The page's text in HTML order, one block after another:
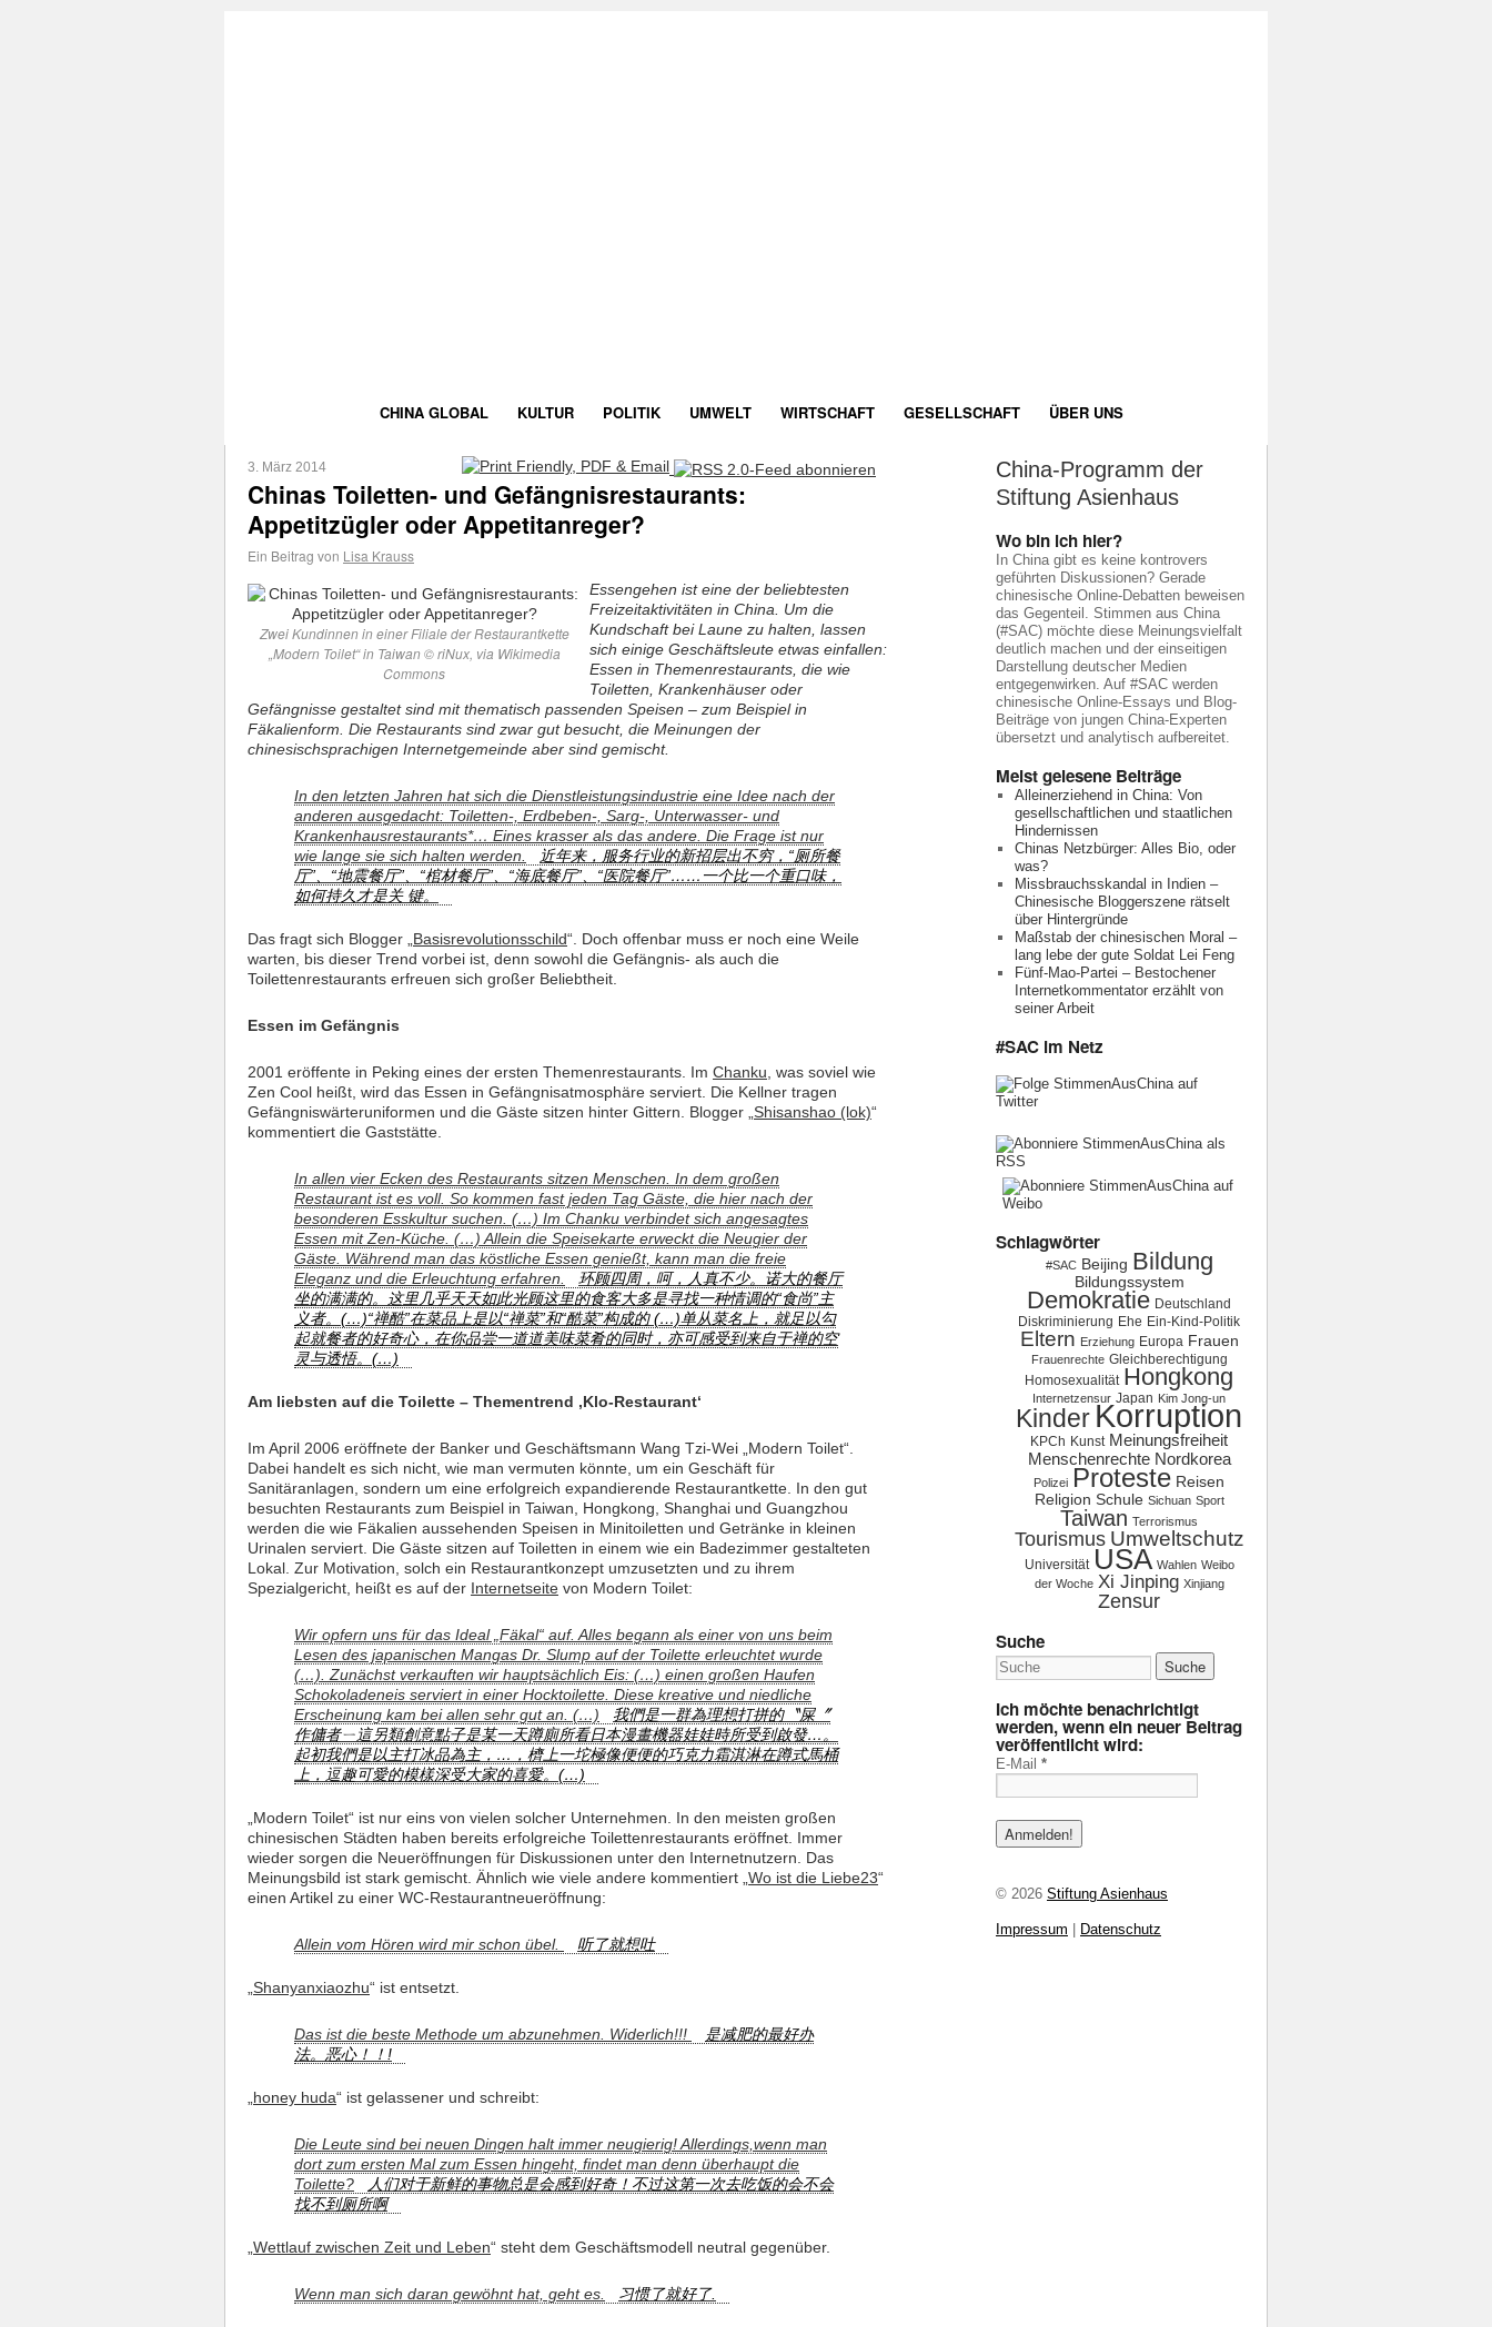
CHINA GLOBAL KULTUR POLITIK UMWELT WIRTSCHAFT GESELLSCHAFT ÜBER UNS
3. März 2014
Chinas Toiletten- und Gefängnisrestaurants:
Appetitzügler oder Appetitanreger?
Ein Beitrag von Lisa Krauss
Zwei Kundinnen in einer Filiale der Restaurantkette
„Modern Toilet“ in Taiwan © riNux, via Wikimedia
Commons
Essengehen ist eine der beliebtesten
Freizeitaktivitäten in China. Um die
Kundschaft bei Laune zu halten, lassen
sich einige Geschäftsleute etwas einfallen:
Essen in Themenrestaurants, die wie
Toiletten, Krankenhäuser oder
Gefängnisse gestaltet sind mit thematisch passenden Speisen – zum Beispiel in
Fäkalienform. Die Restaurants sind zwar gut besucht, die Meinungen der
chinesischsprachigen Internetgemeinde aber sind gemischt.
In den letzten Jahren hat sich die Dienstleistungsindustrie eine Idee nach der
anderen ausgedacht: Toiletten-, Erdbeben-, Sarg-, Unterwasser- und
Krankenhausrestaurants*… Eines krasser als das andere. Die Frage ist nur
wie lange sie sich halten werden.
近年来，服务行业的新招层出不穷，“厕所餐
厅”、“地震餐厅”、“棺材餐厅”、“海底餐厅”、“医院餐厅”……一个比一个重口味，
如何持久才是关 键。
Das fragt sich Blogger „Basisrevolutionsschild“. Doch offenbar muss er noch eine Weile
warten, bis dieser Trend vorbei ist, denn sowohl die Gefängnis- als auch die
Toilettenrestaurants erfreuen sich großer Beliebtheit.
Essen im Gefängnis
2001 eröffente in Peking eines der ersten Themenrestaurants. Im Chanku, was soviel wie
Zen Cool heißt, wird das Essen in Gefängnisatmosphäre serviert. Die Kellner tragen
Gefängniswärteruniformen und die Gäste sitzen hinter Gittern. Blogger „Shisanshao (lok)“
kommentiert die Gaststätte.
In allen vier Ecken des Restaurants sitzen Menschen. In dem großen
Restaurant ist es voll. So kommen fast jeden Tag Gäste, die hier nach der
besonderen Esskultur suchen. (…) Im Chanku verbindet sich angesagtes
Essen mit Zen-Küche. (…) Allein die Speisekarte erweckt die Neugier der
Gäste. Während man das köstliche Essen genießt, kann man die freie
Eleganz und die Erleuchtung erfahren.
环顾四周，呵，人真不少。诺大的餐厅
坐的满满的。这里几乎天天如此光顾这里的食客大多是寻找一种情调的“食尚”主
义者。(…)“禅酷”在菜品上是以“禅菜”和“酷菜”构成的 (…)单从菜名上，就足以勾
起就餐者的好奇心，在你品尝一道道美味菜肴的同时，亦可感受到来自于禅的空
灵与透悟。(…)
Am liebsten auf die Toilette – Thementrend ‚Klo-Restaurant‘
Im April 2006 eröffnete der Banker und Geschäftsmann Wang Tzi-Wei „Modern Toilet“.
Dabei handelt es sich nicht, wie man vermuten könnte, um ein Geschäft für
Sanitäranlagen, sondern um eine erfolgreich expandierende Restaurantkette. In den gut
besuchten Restaurants zum Beispiel in Taiwan, Hongkong, Shanghai und Guangzhou
werden die wie Fäkalien aussehenden Speisen in Minitoiletten und Getränke in kleinen
Urinalen serviert. Die Gäste sitzen auf Toiletten in einem wie ein Badezimmer gestalteten
Lokal. Zur Motivation, solch ein Restaurantkonzept umzusetzten und zu ihrem
Spezialgericht, heißt es auf der Internetseite von Modern Toilet:
Wir opfern uns für das Ideal „Fäkal“ auf. Alles begann als einer von uns beim
Lesen des japanischen Mangas Dr. Slump auf der Toilette erleuchtet wurde
(…). Zunächst verkauften wir hauptsächlich Eis: (…) einen großen Haufen
Schokoladeneis serviert in einer Hocktoilette. Diese kreative und niedliche
Erscheinung kam bei allen sehr gut an. (…)
我們是一群為理想打拼的〝屎〞
作傭者ㄧ這另類創意點子是某一天蹲廁所看日本漫畫機器娃娃時所受到啟發…。
起初我們是以主打冰品為主，…，櫅上一坨極像便便的巧克力霜淇淋在蹲式馬桶
上，逗趣可愛的模樣深受大家的喜愛。(…)
„Modern Toilet“ ist nur eins von vielen solcher Unternehmen. In den meisten großen
chinesischen Städten haben bereits erfolgreiche Toilettenrestaurants eröffnet. Immer
wieder sorgen die Neueröffnungen für Diskussionen unter den Internetnutzern. Das
Meinungsbild ist stark gemischt. Ähnlich wie viele andere kommentiert „Wo ist die Liebe23“
einen Artikel zu einer WC-Restaurantneueröffnung:
Allein vom Hören wird mir schon übel. 听了就想吐
„Shanyanxiaozhu“ ist entsetzt.
Das ist die beste Methode um abzunehmen. Widerlich!!!
是减肥的最好办
法。恶心！！!
„honey huda“ ist gelassener und schreibt:
Die Leute sind bei neuen Dingen halt immer neugierig! Allerdings,wenn man
dort zum ersten Mal zum Essen hingeht, findet man denn überhaupt die
Toilette?
人们对于新鲜的事物总是会感到好奇！不过这第一次去吃饭的会不会
找不到厕所啊
„Wettlauf zwischen Zeit und Leben“ steht dem Geschäftsmodell neutral gegenüber.
Wenn man sich daran gewöhnt hat, geht es. 习惯了就好了.
China-Programm der
Stiftung Asienhaus
Wo bin ich hier?
In China gibt es keine kontrovers
geführten Diskussionen? Gerade
chinesische Online-Debatten beweisen
das Gegenteil. Stimmen aus China
(#SAC) möchte diese Meinungsvielfalt
deutlich machen und der einseitigen
Darstellung deutscher Medien
entgegenwirken. Auf #SAC werden
chinesische Online-Essays und Blog-
Beiträge von jungen China-Experten
übersetzt und analytisch aufbereitet.
Meist gelesene Beiträge
Alleinerziehend in China: Von
gesellschaftlichen und staatlichen
Hindernissen
Chinas Netzbürger: Alles Bio, oder
was?
Missbrauchsskandal in Indien –
Chinesische Bloggerszene rätselt
über Hintergründe
Maßstab der chinesischen Moral –
lang lebe der gute Soldat Lei Feng
Fünf-Mao-Partei – Bestochener
Internetkommentator erzählt von
seiner Arbeit
#SAC im Netz
Schlagwörter
#SAC Beijing Bildung
Bildungssystem
Demokratie Deutschland
Diskriminierung Ehe Ein-Kind-Politik
Eltern Erziehung Europa Frauen
Frauenrechte Gleichberechtigung
Homosexualität Hongkong
Internetzensur Japan Kim Jong-un
KinderKorruption
KPCh Kunst Meinungsfreiheit
Menschenrechte Nordkorea
Polizei Proteste Reisen
Religion Schule Sichuan Sport
Taiwan Terrorismus
Tourismus Umweltschutz
Universität USA Wahlen Weibo
der Woche Xi Jinping Xinjiang
Zensur
Suche
Ich möchte benachrichtigt
werden, wenn ein neuer Beitrag
veröffentlicht wird:
E-Mail *
© 2026 Stiftung Asienhaus
Impressum Datenschutz